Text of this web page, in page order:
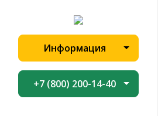
Информация
+7 (800) 200-14-40